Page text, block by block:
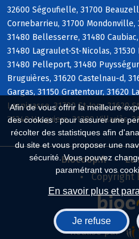
Afin de vous offrir la meilleure
des cookies : pour assurer une
récolter des statistiques afin
du site et vous proposer une
sécurité. Vous pouvez
paramétrant vos
En savoir plus et
Je refuse
32600 Ségoufielle, 31700
Cornebarrieu, 31700
31480 Bellesserre, 31480
31480 Lagraulet-St-Nicolas, 31530
31480 Pelleport, 31480
Bruguières, 31620 Castelnau-d,
Gargas, 31150 Gratentour, 31620
Lespinasse, 31790 St-Jory, 31620
31340 Vacquiers, 31380 Villariès,
Biocoop.fr
Le
Copyright
Réalisé par